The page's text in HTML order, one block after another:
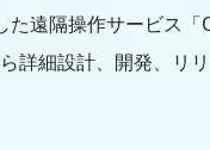
遠隔操作サービス
細設計、開発、リ